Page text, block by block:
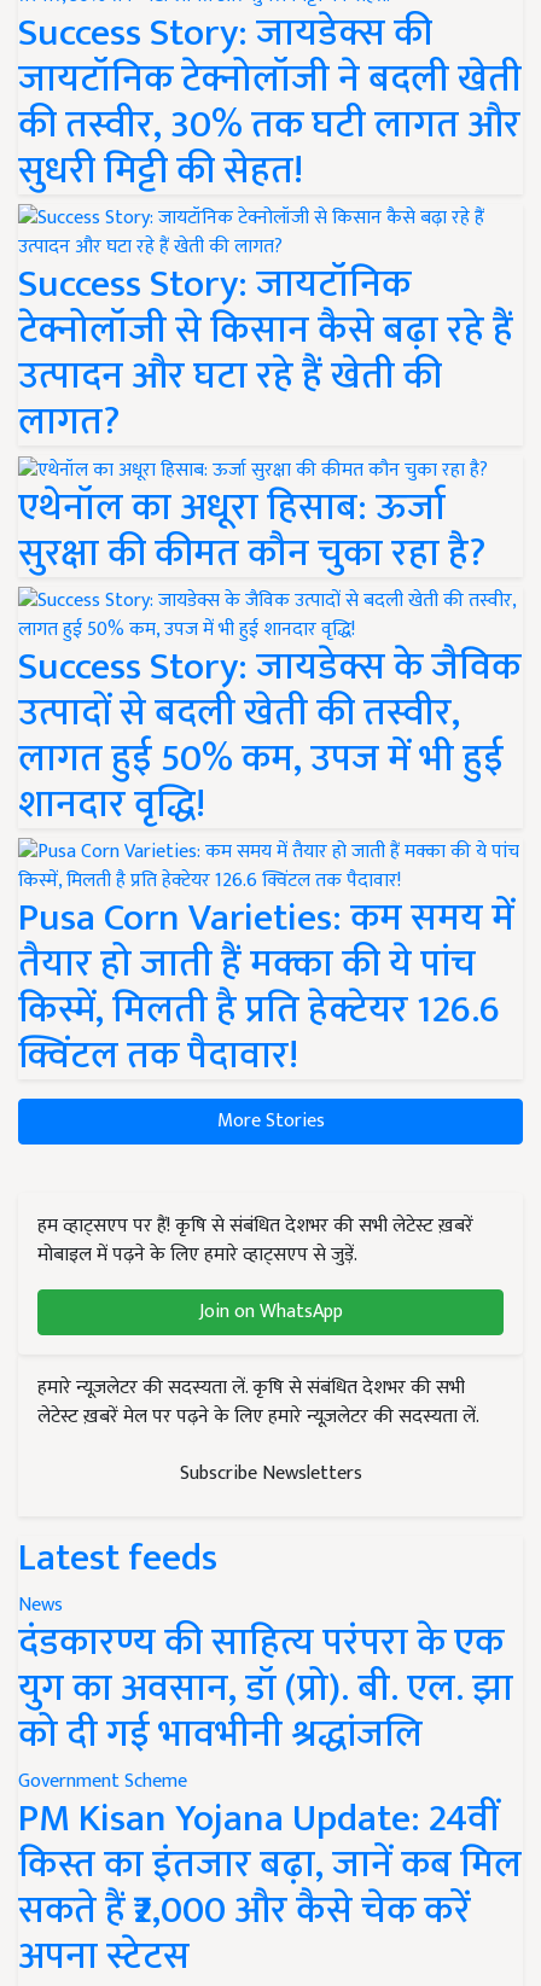
Success Story: जायडेक्स की
जायटॉनिक टेक्नोलॉजी ने बदली खेती
की तस्वीर, 30% तक घटी लागत और
सुधरी मिट्टी की सेहत!
Success Story: जायटॉनिक
टेक्नोलॉजी से किसान कैसे बढ़ा रहे हैं
उत्पादन और घटा रहे हैं खेती की
लागत?
एथेनॉल का अधूरा हिसाब: ऊर्जा
सुरक्षा की कीमत कौन चुका रहा है?
Success Story: जायडेक्स के जैविक
उत्पादों से बदली खेती की तस्वीर,
लागत हुई 50% कम, उपज में भी हुई
शानदार वृद्धि!
Pusa Corn Varieties: कम समय में
तैयार हो जाती हैं मक्का की ये पांच
किस्में, मिलती है प्रति हेक्टेयर 126.6
क्विंटल तक पैदावार!
More Stories
हम व्हाट्सएप पर हैं! कृषि से संबंधित देशभर की सभी लेटेस्ट ख़बरें
मोबाइल में पढ़ने के लिए हमारे व्हाट्सएप से जुड़ें.
Join on WhatsApp
हमारे न्यूज़लेटर की सदस्यता लें. कृषि से संबंधित देशभर की सभी
लेटेस्ट ख़बरें मेल पर पढ़ने के लिए हमारे न्यूज़लेटर की सदस्यता लें.
Subscribe Newsletters
Latest feeds
News
दंडकारण्य की साहित्य परंपरा के एक
युग का अवसान, डॉ (प्रो). बी. एल. झा
को दी गई भावभीनी श्रद्धांजलि
Government Scheme
PM Kisan Yojana Update: 24वीं
किस्त का इंतजार बढ़ा, जानें कब मिल
सकते हैं ₹2,000 और कैसे चेक करें
अपना स्टेटस